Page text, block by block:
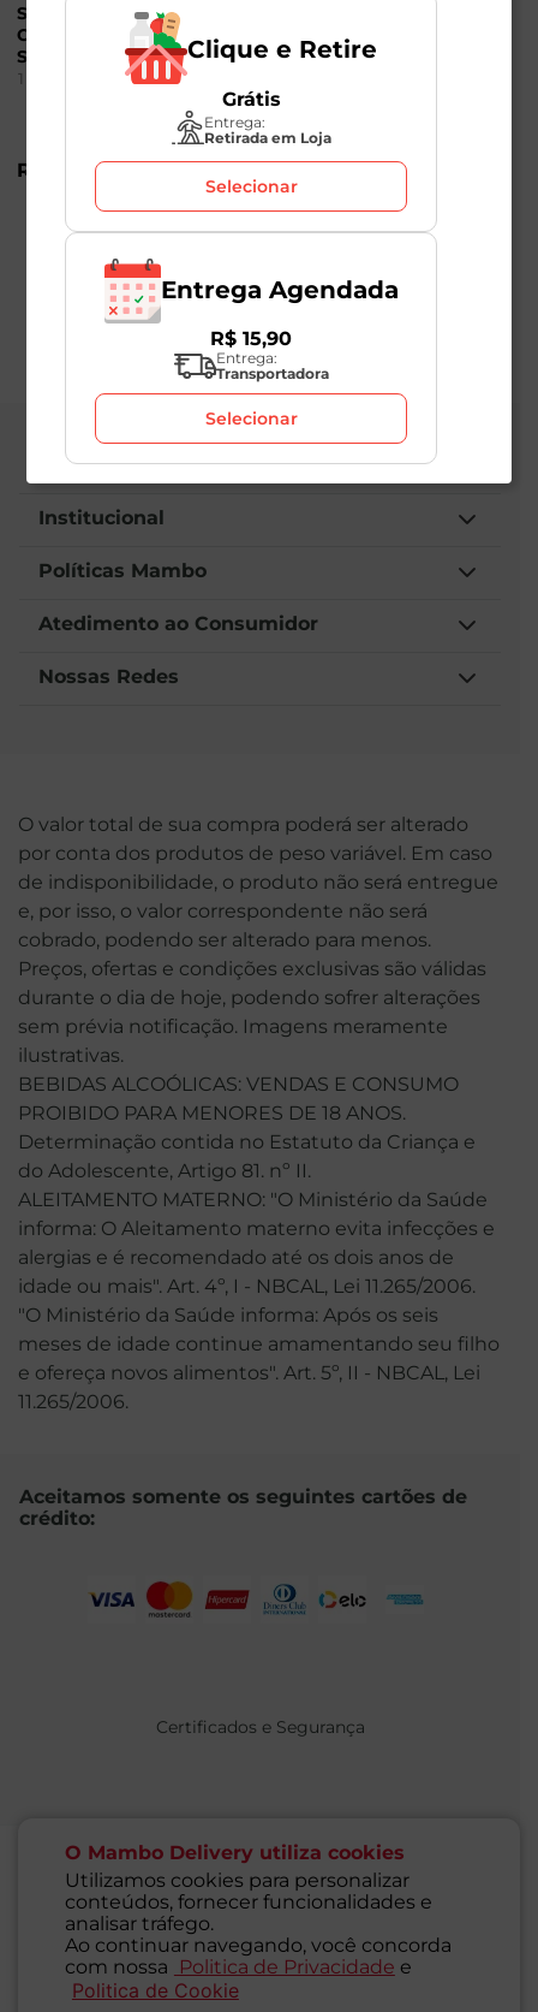
O Mambo Delivery utiliza cookies
Utilizamos cookies para personalizar
conteúdos, fornecer funcionalidades e
analisar tráfego.
Ao continuar navegando, você concorda
com nossa
Politica de Privacidade e
Politica de Cookie
Shampoo Prevenção
Contra Queda Head &
Shoulders 400ml
1
R$ 98
com Old Spice Head &
Shoulders Men 400ml
R$ 53,98
Central de Atendimento
Institucional
Políticas Mambo
Atedimento ao Consumidor
Nossas Redes
O valor total de sua compra poderá ser alterado
por conta dos produtos de peso variável. Em caso
de indisponibilidade, o produto não será entregue
e, por isso, o valor correspondente não será
cobrado, podendo ser alterado para menos.
Preços, ofertas e condições exclusivas são válidas
durante o dia de hoje, podendo sofrer alterações
sem prévia notificação. Imagens meramente
ilustrativas.
BEBIDAS ALCOÓLICAS: VENDAS E CONSUMO
PROIBIDO PARA MENORES DE 18 ANOS.
Determinação contida no Estatuto da Criança e
do Adolescente, Artigo 81. nº II.
ALEITAMENTO MATERNO: "O Ministério da Saúde
informa: O Aleitamento materno evita infecções e
alergias e é recomendado até os dois anos de
idade ou mais". Art. 4º, I - NBCAL, Lei 11.265/2006.
"O Ministério da Saúde informa: Após os seis
meses de idade continue amamentando seu filho
e ofereça novos alimentos". Art. 5º, II - NBCAL, Lei
11.265/2006.
Aceitamos somente os seguintes cartões de
crédito:
Certificados e Segurança
@ 2021 MAMBO - TODOS OS DIREITOS RESERVADOS
Supermercados Mambo Ltda.
CNPJ: 71.676.316/0001-46 - Inscrição Estadual: 116.827.781.117
Endereço: Rua Guaipá, 255 - Vila Leopoldina - São Paulo - SP -
Clique e Retire
Grátis
Entrega:
Retirada em Loja
Selecionar
Entrega Agendada
R$ 15,90
Entrega:
Transportadora
Selecionar